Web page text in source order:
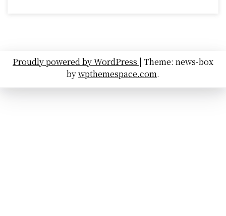
Proudly powered by WordPress | Theme: news-box
bywpthemespace.com.